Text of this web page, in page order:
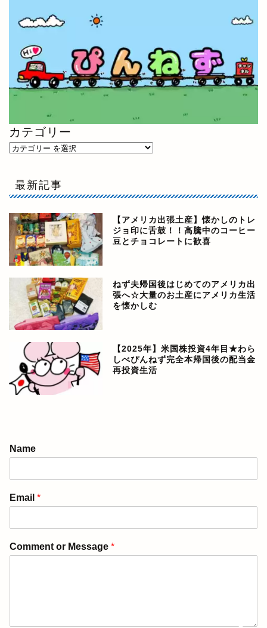
カテゴリー
最新記事
【アメリカ出張土産】懐かしのトレ
ジョ印に舌鼓！！高騰中のコーヒー
豆とチョコレートに歓喜
ねず夫帰国後はじめてのアメリカ出
張へ☆大量のお土産にアメリカ生活
を懐かしむ
【2025年】米国株投資4年目★わら
しべぴんねず完全本帰国後の配当金
再投資生活
Name
Email *
Comment or Message *
ぴんねず☆ごはんのレシ
ぴんねずの旅のしおり・